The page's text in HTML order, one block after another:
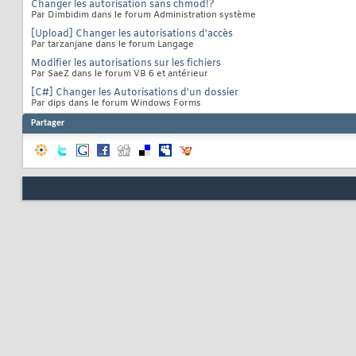
Changer les autorisation sans chmod!?
Par Dimbidim dans le forum Administration système
[Upload] Changer les autorisations d'accès
Par tarzanjane dans le forum Langage
Modifier les autorisations sur les fichiers
Par SaeZ dans le forum VB 6 et antérieur
[C#] Changer les Autorisations d'un dossier
Par dips dans le forum Windows Forms
Partager